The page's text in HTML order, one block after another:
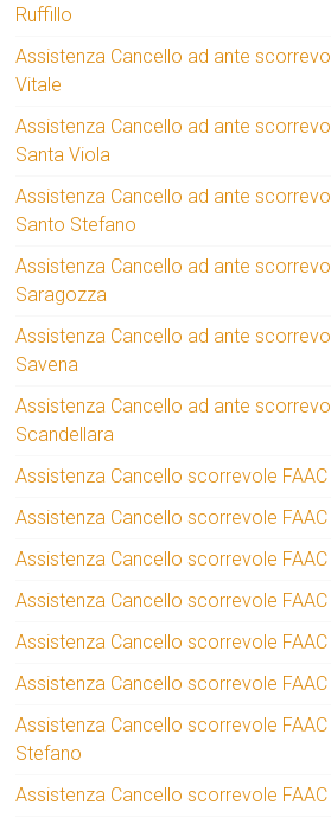
Ruffillo
Assistenza Cancello ad ante
Vitale
Assistenza Cancello ad ante
Santa Viola
Assistenza Cancello ad ante
Santo Stefano
Assistenza Cancello ad ante
Saragozza
Assistenza Cancello ad ante
Savena
Assistenza Cancello ad ante
Scandellara
Assistenza Cancello scorrevole
Assistenza Cancello scorrevole
Assistenza Cancello scorrevole
Assistenza Cancello scorrevole
Assistenza Cancello scorrevole
Assistenza Cancello scorrevole
Assistenza Cancello scorrevole
Stefano
Assistenza Cancello scorrevole